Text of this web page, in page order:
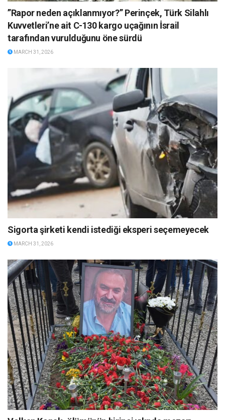
”Rapor neden açıklanmıyor?” Perinçek, Türk Silahlı
Kuvvetleri’ne ait C-130 kargo uçağının İsrail
tarafından vurulduğunu öne sürdü
MARCH 31, 2026
Sigorta şirketi kendi istediği eksperi seçemeyecek
MARCH 31, 2026